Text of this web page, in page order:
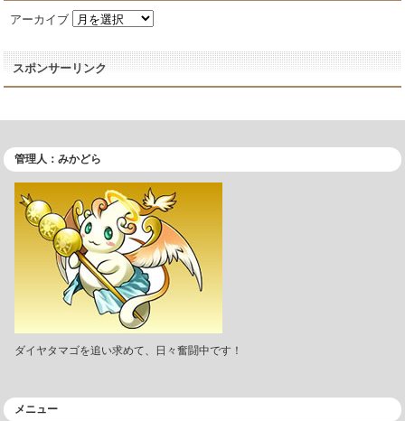
アーカイブ
スポンサーリンク
管理人：みかどら
ダイヤタマゴを追い求めて、日々奮闘中です！
メニュー